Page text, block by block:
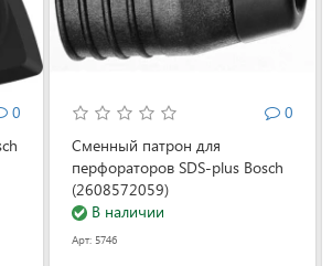
0
0
Сменный патрон для
перфораторов SDS-plus Bosch
(2608572059)
В наличии
Арт: 5746